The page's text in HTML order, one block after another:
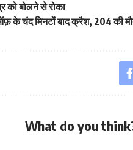
को बोलने से रोका
के चंद मिनटों बाद क्रैश, 204 की
What do you